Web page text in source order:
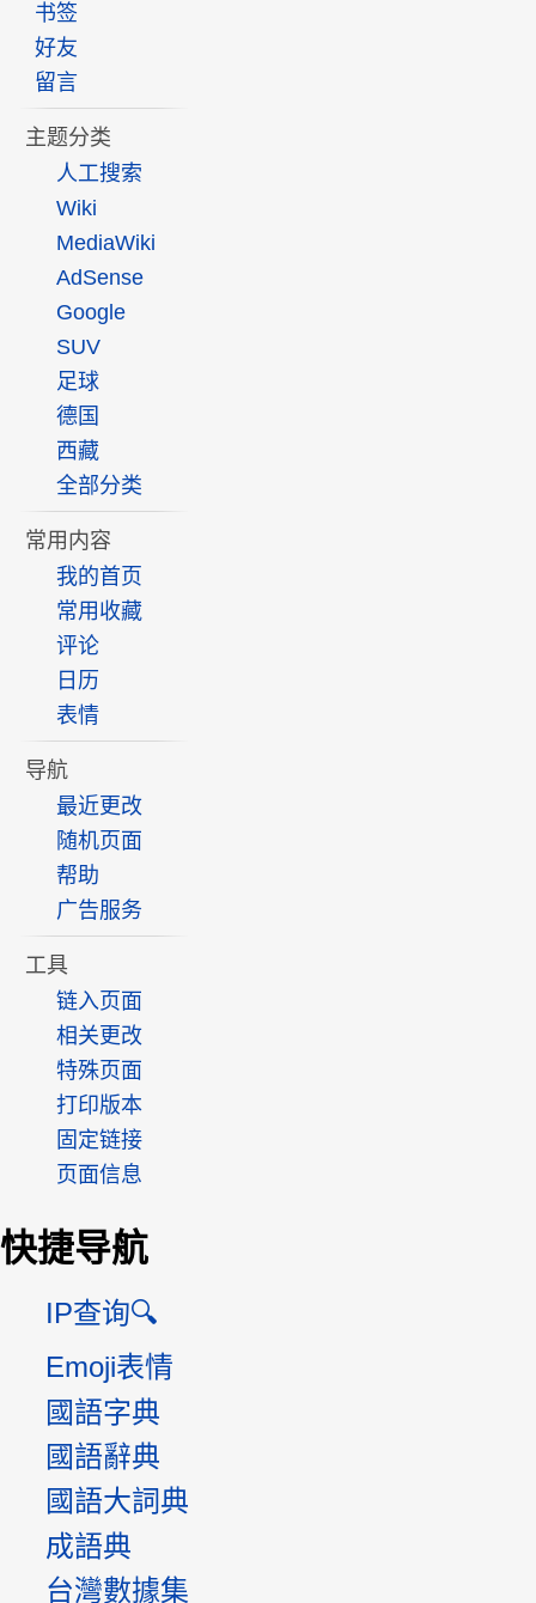
书签
好友
留言
主题分类
人工搜索
Wiki
MediaWiki
AdSense
Google
SUV
足球
德国
西藏
全部分类
常用内容
我的首页
常用收藏
评论
日历
表情
导航
最近更改
随机页面
帮助
广告服务
工具
链入页面
相关更改
特殊页面
打印版本
固定链接
页面信息
快捷导航
IP查询🔍
Emoji表情
國語字典
國語辭典
國語大詞典
成語典
台灣數據集